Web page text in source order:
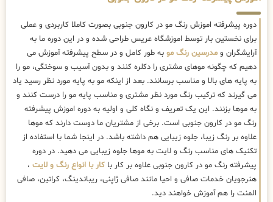
دوره پیشرفته اموزش رنگ مو در کارون جنوبی بصورت کاملا کاربردی و عملی
برای نخستین بار توسط اموزشگاه عریس طراحی شده و در این دوره ما به
آرایشگران و مدرسین رنگ مو به طور کامل و در سطح پیشرفته آموزش می
دهیم که چگونه موهای مشتری را دکلره کنند و بدون آسیب و سوختگی، مو را
به پایه های بالا و مناسب برسانند. بعد از اینکه مو به پایه مورد نظر رسید یاد
می گیرند که ترکیب رنگ مورد نظر مشتری و مناسب پایه مو را درست کنند و
به موها بزنند. این یک تعریف و نگاه کلی و اولیه به دوره اموزش پیشرفته
رنگ مو در کارون جنوبی است. برخی از مشتریان ما دوست دارند که موها
علاوه بر رنگ زیبا، جلوه زیبایی هم داشته باشد. در اینجا شما با استفاده از
تکنیک های مناسب رنگ و لایت به موها جلوه زیبایی می دهید. در دوره
پیشرفته رنگ مو در کارون جنوبی علاوه بر کار با کار با انواع رنگ و لایت ،
هنرجویان خدمات صافی و احیا مانند صافی ژاپنی، ریباندینگ، کراتین، صافی
المنت را هم آموزش خواهند دید.